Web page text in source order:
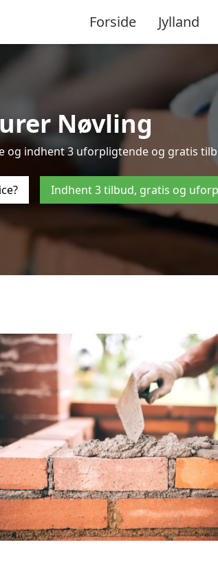
Forside Jylland
Nøvling
og indhent 3 uforpligtende og gratis
Indhent 3 tilbud, gratis og